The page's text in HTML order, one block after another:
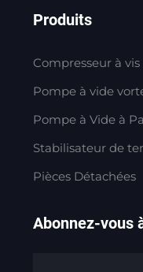
Produits
Compresseur à vis
Pompe à vide
Pompe à Vide à
Stabilisateur de
Pièces Détachées
Abonnez-vous